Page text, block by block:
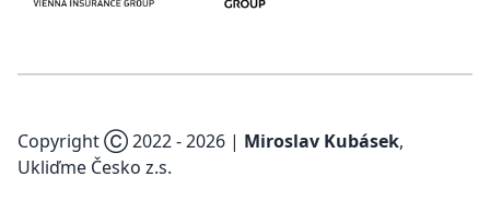
Copyright Ⓒ 2022 -2026 | Miroslav Kubásek,
Ukliďme Česko z.s.